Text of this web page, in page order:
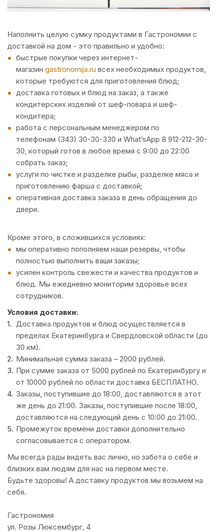
Наполнить целую сумку продуктами в Гастрономии с
доставкой на дом - это правильно и удобно:
быстрые покупки через интернет-
магазин gastronomija.ru всех необходимых продуктов,
которые требуются для приготовления блюд;
доставка готовых и блюд на заказ, а также
кондитерских изделий от шеф-повара и шеф-
кондитера;
работа с персональным менеджером по
телефонам (343) 30-30-330 и What’sApp 8 912-212-30-
30, который готов в любое время с 9:00 до 22:00
собрать заказ;
услуги по чистке и разделке рыбы, разделке мяса и
приготовлению фарша с доставкой;
оперативная доставка заказа в день обращения до
двери.
Кроме этого, в сложившихся условиях:
мы оперативно пополняем наши резервы, чтобы
полностью выполнить ваши заказы;
усилен контроль свежести и качества продуктов и
блюд. Мы ежедневно мониторим здоровье всех
сотрудников.
Условия доставки:
Доставка продуктов и блюд осуществляется в
пределах Екатеринбурга и Свердловской области (до
30 км).
Минимальная сумма заказа – 2000 рублей.
При сумме заказа от 5000 рублей по Екатеринбургу и
от 10000 рублей по области доставка БЕСПЛАТНО.
Заказы, поступившие до 18:00, доставляются в этот
же день до 21:00. Заказы, поступившие после 18:00,
доставляются на следующий день с 10:00 до 21:00.
Промежуток времени доставки дополнительно
согласовывается с оператором.
Мы всегда рады видеть вас лично, но забота о себе и
близких вам людям для нас на первом месте.
Будьте здоровы! А доставку продуктов мы возьмем на
себя. ᅠ
Гастрономия
ул. Розы Люксембург, 4